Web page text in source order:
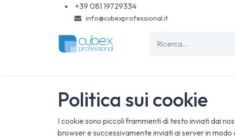
+39 081 19729334
info@cubexprofessional.it
Politica sui cookie
I cookie sono piccoli frammenti di testo inviati dai
browser e successivamente inviati ai server in